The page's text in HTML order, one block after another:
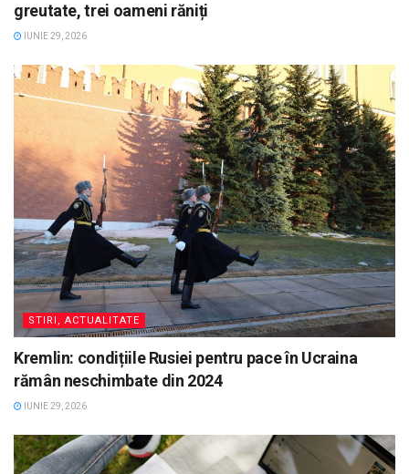
greutate, trei oameni răniți
IUNIE 29, 2026
STIRI, ACTUALITATE
Kremlin: condițiile Rusiei pentru pace în Ucraina
rămân neschimbate din 2024
IUNIE 29, 2026